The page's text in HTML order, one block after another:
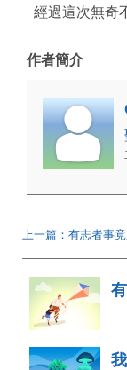
經過這次無奇
作者簡介
上一篇：有志者事